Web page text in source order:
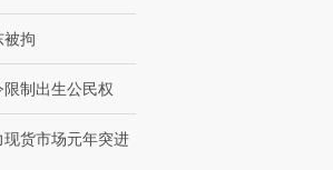
被拘
制出生公民权
现货市场元年突进